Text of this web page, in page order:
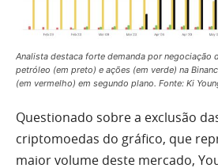
Analista destaca forte demanda por negociação
petróleo (em preto) e ações (em verde) na
(em vermelho) em segundo plano. Fonte: Ki
Questionado sobre a exclusão
criptomoedas do gráfico, que
maior volume deste mercado,